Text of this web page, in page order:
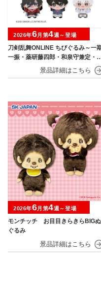
刀剣乱舞ONLINE ちびぐるみ～一
一振・薬研藤四郎・和泉守兼定・
川国広・鶴丸国永～
2026年6月第4週～登場
モンチッチ お目目きらきらBIG
ぐるみ
2026年6月第4週～登場